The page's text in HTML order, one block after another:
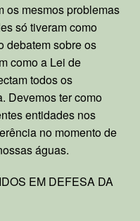
os mesmos problemas
só tiveram como
debatem sobre os
como a Lei de
todos os
Devemos ter como
entidades nos
no momento de
águas.
EM DEFESA DA